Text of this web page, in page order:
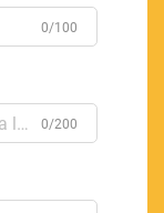
0/100
0/200